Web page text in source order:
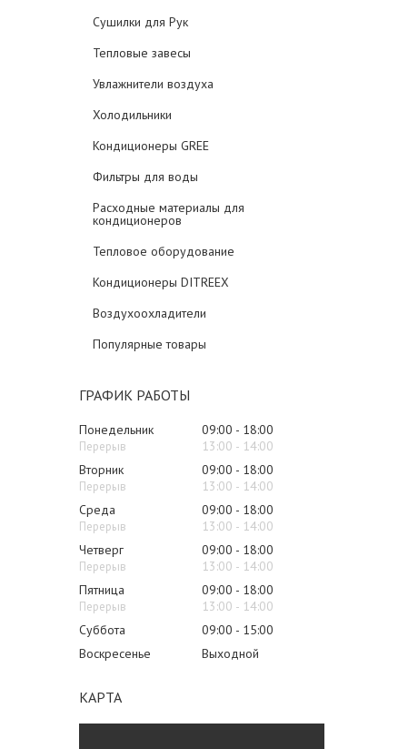
Сушилки для Рук
Тепловые завесы
Увлажнители воздуха
Холодильники
Кондиционеры GREE
Фильтры для воды
Расходные материалы для
кондиционеров
Тепловое оборудование
Кондиционеры DITREEX
Воздухоохладители
Популярные товары
ГРАФИК РАБОТЫ
Понедельник 09:00
18:00
13:00
14:00
Вторник
09:00
18:00
13:00
14:00
Среда
09:00
18:00
13:00
14:00
Четверг
09:00
18:00
13:00
14:00
Пятница
09:00
18:00
13:00
14:00
Суббота
09:00
15:00
Воскресенье
Выходной
КАРТА